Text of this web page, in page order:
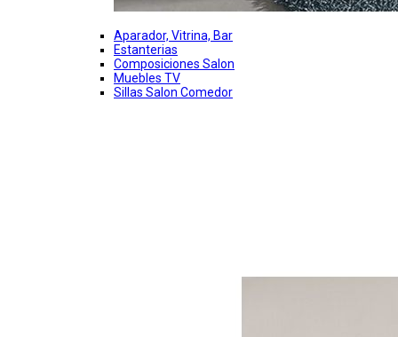
Aparador, Vitrina, Bar
Estanterias
Composiciones Salon
Muebles TV
Sillas Salon Comedor